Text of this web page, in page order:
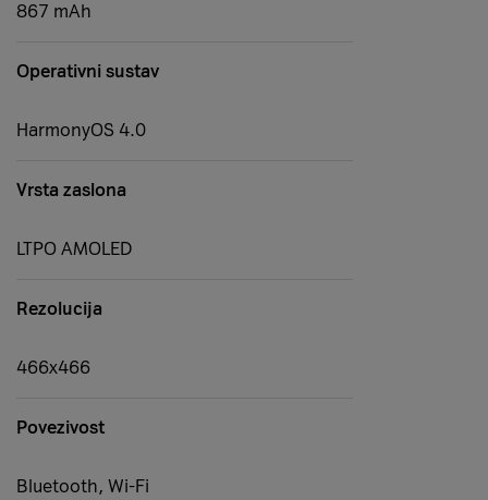
867 mAh
Operativni sustav
HarmonyOS 4.0
Vrsta zaslona
LTPO AMOLED
Rezolucija
466x466
Povezivost
Bluetooth, Wi-Fi